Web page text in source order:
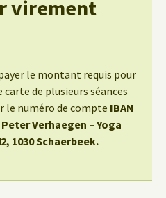
virement
le montant requis pour
de plusieurs séances
le numéro de compte IBAN
Peter Verhaegen – Yoga
1030 Schaerbeek.